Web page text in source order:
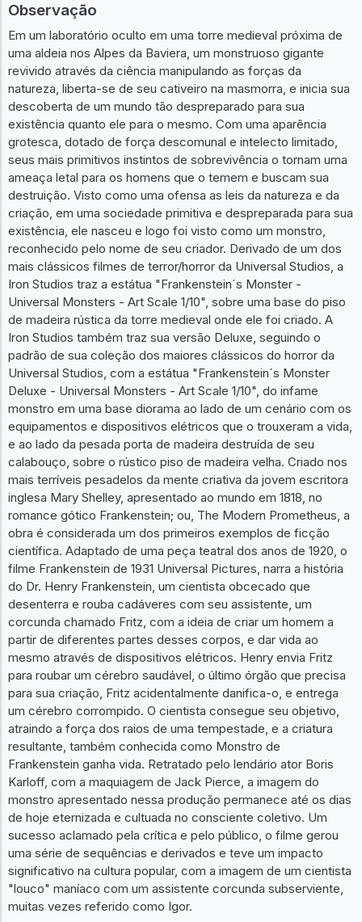
Observação
Em um laboratório oculto em uma torre medieval próxima de
uma aldeia nos Alpes da Baviera, um monstruoso gigante
revivido através da ciência manipulando as forças da
natureza, liberta-se de seu cativeiro na masmorra, e inicia sua
descoberta de um mundo tão despreparado para sua
existência quanto ele para o mesmo. Com uma aparência
grotesca, dotado de força descomunal e intelecto limitado,
seus mais primitivos instintos de sobrevivência o tornam uma
ameaça letal para os homens que o temem e buscam sua
destruição. Visto como uma ofensa as leis da natureza e da
criação, em uma sociedade primitiva e despreparada para sua
existência, ele nasceu e logo foi visto como um monstro,
reconhecido pelo nome de seu criador. Derivado de um dos
mais clássicos filmes de terror/horror da Universal Studios, a
Iron Studios traz a estátua "Frankenstein´s Monster -
Universal Monsters - Art Scale 1/10", sobre uma base do piso
de madeira rústica da torre medieval onde ele foi criado. A
Iron Studios também traz sua versão Deluxe, seguindo o
padrão de sua coleção dos maiores clássicos do horror da
Universal Studios, com a estátua "Frankenstein´s Monster
Deluxe - Universal Monsters - Art Scale 1/10", do infame
monstro em uma base diorama ao lado de um cenário com os
equipamentos e dispositivos elétricos que o trouxeram a vida,
e ao lado da pesada porta de madeira destruída de seu
calabouço, sobre o rústico piso de madeira velha. Criado nos
mais terríveis pesadelos da mente criativa da jovem escritora
inglesa Mary Shelley, apresentado ao mundo em 1818, no
romance gótico Frankenstein; ou, The Modern Prometheus, a
obra é considerada um dos primeiros exemplos de ficção
científica. Adaptado de uma peça teatral dos anos de 1920, o
filme Frankenstein de 1931 Universal Pictures, narra a história
do Dr. Henry Frankenstein, um cientista obcecado que
desenterra e rouba cadáveres com seu assistente, um
corcunda chamado Fritz, com a ideia de criar um homem a
partir de diferentes partes desses corpos, e dar vida ao
mesmo através de dispositivos elétricos. Henry envia Fritz
para roubar um cérebro saudável, o último órgão que precisa
para sua criação, Fritz acidentalmente danifica-o, e entrega
um cérebro corrompido. O cientista consegue seu objetivo,
atraindo a força dos raios de uma tempestade, e a criatura
resultante, também conhecida como Monstro de
Frankenstein ganha vida. Retratado pelo lendário ator Boris
Karloff, com a maquiagem de Jack Pierce, a imagem do
monstro apresentado nessa produção permanece até os dias
de hoje eternizada e cultuada no consciente coletivo. Um
sucesso aclamado pela crítica e pelo público, o filme gerou
uma série de sequências e derivados e teve um impacto
significativo na cultura popular, com a imagem de um cientista
"louco" maníaco com um assistente corcunda subserviente,
muitas vezes referido como Igor.